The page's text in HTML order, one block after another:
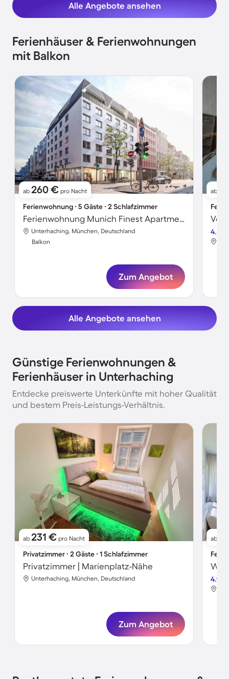
Alle Angebote ansehen
Ferienhäuser & Ferienwohnungen
mit Balkon
ab 260 € pro Nacht
Ferienwohnung ∙ 5 Gäste ∙ 2 Schlafzimmer
Ferienwohnung Munich Finest Apartments 6
Unterhaching, München, Deutschland
Balkon
Zum Angebot
ab
4.6
Alle Angebote ansehen
Günstige Ferienwohnungen &
Ferienhäuser in Unterhaching
Entdecke preiswerte Unterkünfte mit hoher Qualität
und bestem Preis-Leistungs-Verhältnis.
ab 231 € pro Nacht
Privatzimmer ∙ 2 Gäste ∙ 1 Schlafzimmer
Privatzimmer | Marienplatz-Nähe
Unterhaching, München, Deutschland
Zum Angebot
ab
4.9